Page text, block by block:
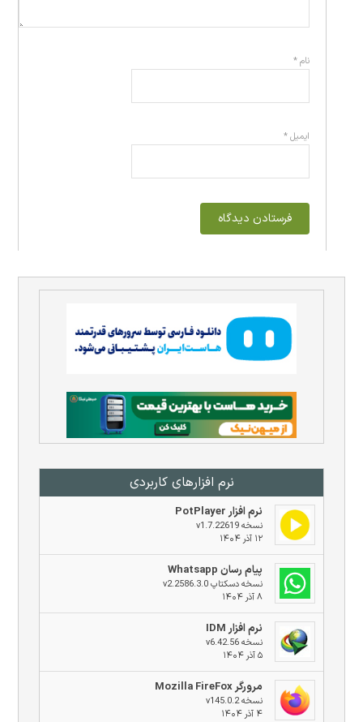
نرم افزار‌های کاربردی
نرم افزار PotPlayer
نسخه v1.7.22619
۱۲ آذر ۱۴۰۴
پیام رسان Whatsapp
نسخه دسکتاپ v2.2586.3.0
۸ آذر ۱۴۰۴
نرم افزار IDM
نسخه v6.42.56
۵ آذر ۱۴۰۴
مرورگر Mozilla FireFox
نسخه v145.0.2
۴ آذر ۱۴۰۴
نام*
ایمیل*